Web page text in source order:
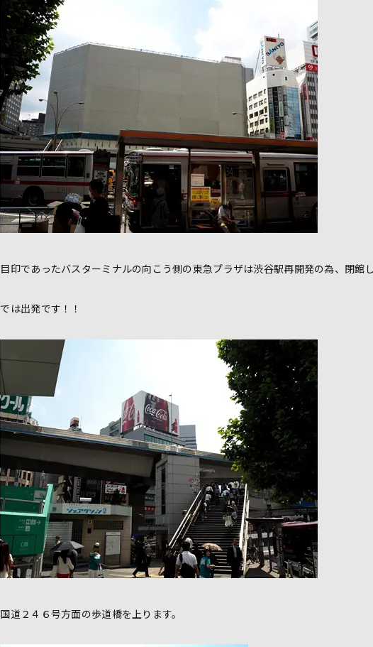
目印であったバスターミナルの向こう側の東急プラザは渋谷駅再開発の為、閉館
では出発です！！
国道２４６号方面の歩道橋を上ります。